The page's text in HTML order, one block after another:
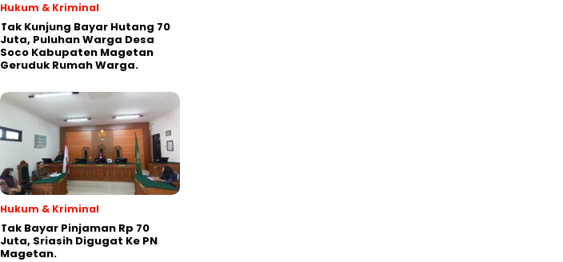
Hukum & Kriminal
Tak Kunjung Bayar Hutang 70
Juta, Puluhan Warga Desa
Soco Kabupaten Magetan
Geruduk Rumah Warga.
Hukum & Kriminal
Tak Bayar Pinjaman Rp 70
Juta, Sriasih Digugat Ke PN
Magetan.